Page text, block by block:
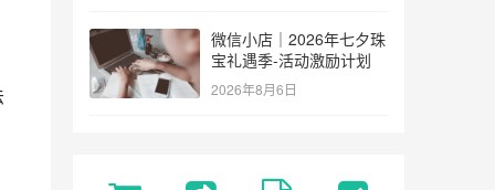
微信小店｜2026年七夕珠
宝礼遇季-活动激励计划
2026年8月6日